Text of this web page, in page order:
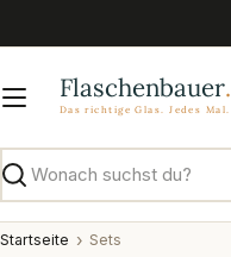
Inhalt
Suchen
Startseite Sets